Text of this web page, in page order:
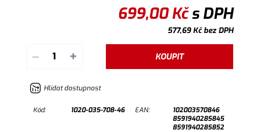
699,00Kčs DPH
577,69Kčbez DPH
– + KOUPIT
Hlídat dostupnost
Kód: 1020-035-708-46 EAN:
102003570846
8591940285845
8591940285852